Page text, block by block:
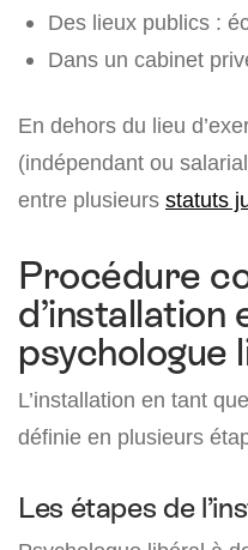
Des lieux publics :
Dans un cabinet
En dehors du lieu
(indépendant ou
entre plusieurs statuts
Procédure
d’installation
psychologue
L’installation en tant
définie en plusieurs
Les étapes de